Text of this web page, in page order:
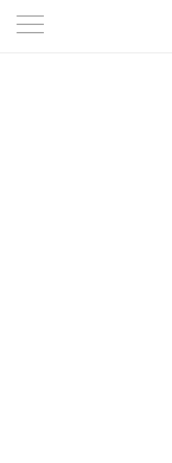
-->